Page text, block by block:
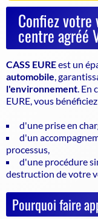
Confiez votre
centre agréé
CASS EUREest un
automobile ,
l'environnement .
EURE, vous bénéficiez
d'une prise en
d'un
processus,
d'une procédure
destruction de votre
Pourquoi faire